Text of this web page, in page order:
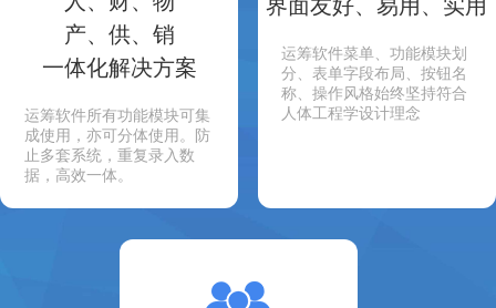
产、供、销
一体化解决方案
运筹软件所有功能模块可集
成使用，亦可分体使用。防
止多套系统，重复录入数
据，高效一体。
界面友好、易用、实用
运筹软件菜单、功能模块划
分、表单字段布局、按钮名
称、操作风格始终坚持符合
人体工程学设计理念